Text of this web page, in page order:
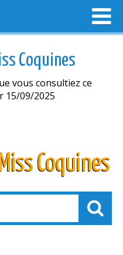
Coquines
vous consultiez ce
15/09/2025
Coquines